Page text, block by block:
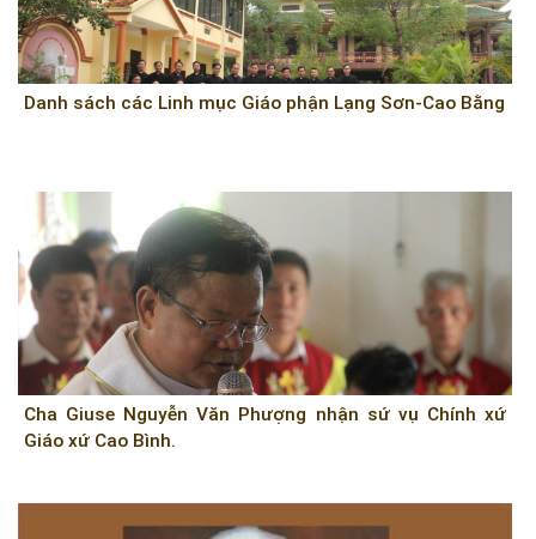
Danh sách các Linh mục Giáo phận Lạng Sơn-Cao Bằng
Cha Giuse Nguyễn Văn Phượng nhận sứ vụ Chính xứ
Giáo xứ Cao Bình.